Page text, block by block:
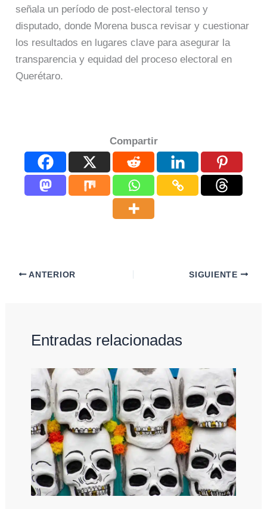
señala un período de post-electoral tenso y
disputado, donde Morena busca revisar y cuestionar
los resultados en lugares clave para asegurar la
transparencia y equidad del proceso electoral en
Querétaro.
Compartir
ANTERIOR SIGUIENTE
Entradas relacionadas